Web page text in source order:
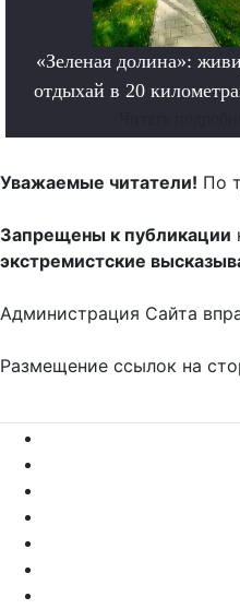
«Зеленая долина»:
отдыхай в 20
Уважаемые читатели! По
Запрещены к публикации
экстремистские
Администрация Сайта
Размещение ссылок на